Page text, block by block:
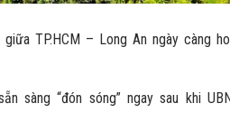
TP.HCM – Long An ngày càng
sàng “đón sóng” ngay sau khi